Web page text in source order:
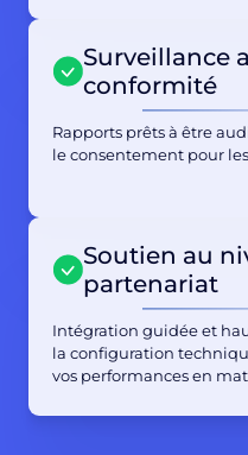
Surveillance
conformité
Rapports prêts à être
le consentement pour
Soutien au
partenariat
Intégration guidée et
la configuration
vos performances en